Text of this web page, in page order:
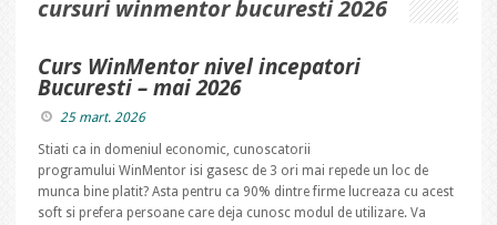
cursuri winmentor bucuresti 2026
Curs WinMentor nivel incepatori
Bucuresti – mai 2026
25 mart. 2026
Stiati ca in domeniul economic, cunoscatorii
programului WinMentor isi gasesc de 3 ori mai repede un loc de
munca bine platit? Asta pentru ca 90% dintre firme lucreaza cu acest
soft si prefera persoane care deja cunosc modul de utilizare. Va